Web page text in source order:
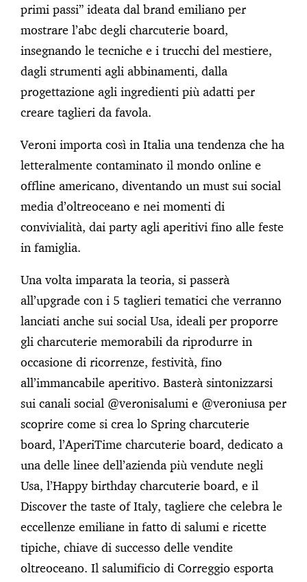
primi passi” ideata dal brand emiliano per
mostrare l’abc degli charcuterie board,
insegnando le tecniche e i trucchi del mestiere,
dagli strumenti agli abbinamenti, dalla
progettazione agli ingredienti più adatti per
creare taglieri da favola.
Veroni importa così in Italia una tendenza che ha
letteralmente contaminato il mondo online e
offline americano, diventando un must sui social
media d’oltreoceano e nei momenti di
convivialità, dai party agli aperitivi fino alle feste
in famiglia.
Una volta imparata la teoria, si passerà
all’upgrade con i 5 taglieri tematici che verranno
lanciati anche sui social Usa, ideali per proporre
gli charcuterie memorabili da riprodurre in
occasione di ricorrenze, festività, fino
all’immancabile aperitivo. Basterà sintonizzarsi
sui canali social @veronisalumi e @veroniusa per
scoprire come si crea lo Spring charcuterie
board, l’AperiTime charcuterie board, dedicato a
una delle linee dell’azienda più vendute negli
Usa, l’Happy birthday charcuterie board, e il
Discover the taste of Italy, tagliere che celebra le
eccellenze emiliane in fatto di salumi e ricette
tipiche, chiave di successo delle vendite
oltreoceano. Il salumificio di Correggio esporta